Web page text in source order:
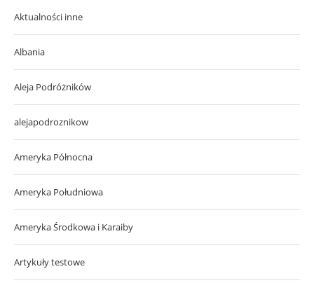
Aktualności inne
Albania
Aleja Podróżników
alejapodroznikow
Ameryka Północna
Ameryka Południowa
Ameryka Środkowa i Karaiby
Artykuły testowe